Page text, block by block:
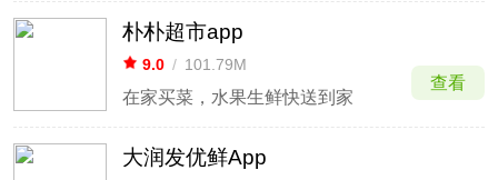
朴朴超市app
9.0 / 101.79M
在家买菜，水果生鲜快送到家
查看
大润发优鲜App